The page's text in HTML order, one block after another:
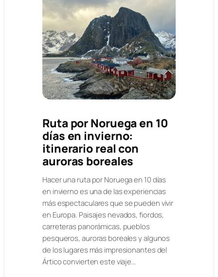
Ruta por Noruega en 10
días en invierno:
itinerario real con
auroras boreales
Hacer una ruta por Noruega en 10 días
en invierno es una de las experiencias
más espectaculares que se pueden vivir
en Europa. Paisajes nevados, fiordos,
carreteras panorámicas, pueblos
pesqueros, auroras boreales y algunos
de los lugares más impresionantes del
Ártico convierten este viaje…